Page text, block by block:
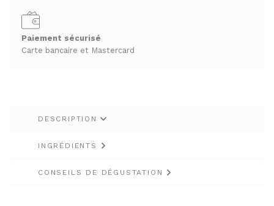
CHAMPAGNES
RHUMS ET GINS
WHISKY
VINS BLANCS SECS
VINS ROSÉS
LES VINS
VINS BLANCS MOELLEUX
VINS BLANCS SECS
sachets
mousseline
Paiement sécurisé
Carte bancaire et Mastercard
DESCRIPTION
INGRÉDIENTS
CONSEILS DE DÉGUSTATION